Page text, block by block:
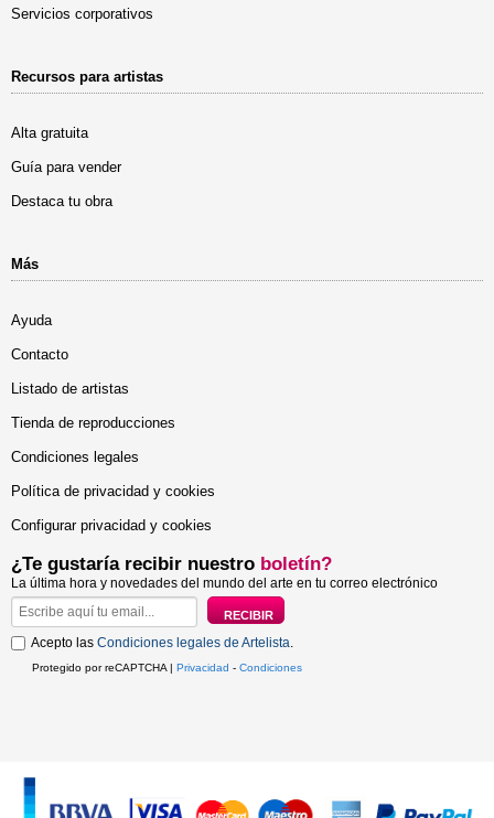
Servicios corporativos
Recursos para artistas
Alta gratuita
Guía para vender
Destaca tu obra
Más
Ayuda
Contacto
Listado de artistas
Tienda de reproducciones
Condiciones legales
Política de privacidad y cookies
Configurar privacidad y cookies
¿Te gustaría recibir nuestro boletín?
La última hora y novedades del mundo del arte en tu correo electrónico
Acepto las Condiciones legales de Artelista.
Protegido por reCAPTCHA | Privacidad - Condiciones